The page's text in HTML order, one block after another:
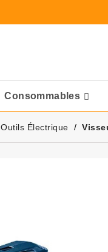
Consommables
Outils Électrique